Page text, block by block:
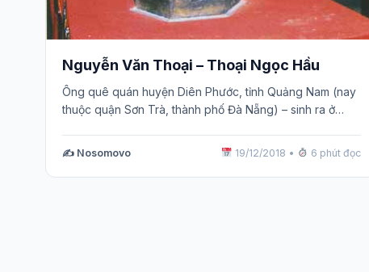
Nguyễn Văn Thoại – Thoại Ngọc Hầu
Ông quê quán huyện Diên Phước, tỉnh Quảng Nam (nay
thuộc quận Sơn Trà, thành phố Đà Nẵng) – sinh ra ở…
✍️ Nosomovo 19/12/2018 • 6 phút đọc